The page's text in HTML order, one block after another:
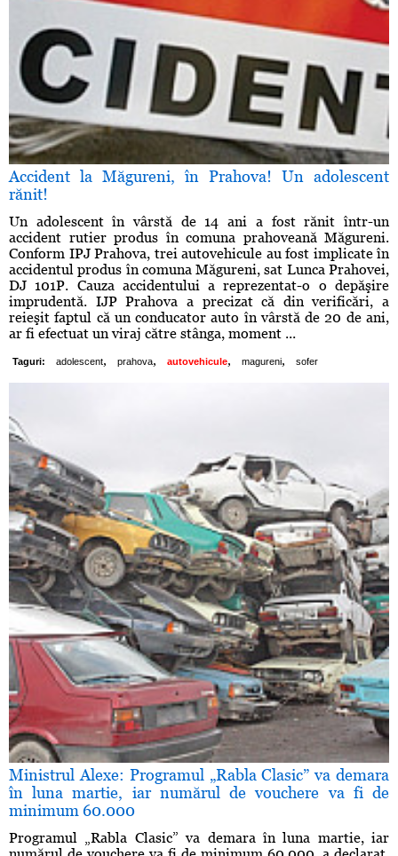
Accident la Măgureni, în Prahova! Un adolescent
rănit!
Un adolescent în vârstă de 14 ani a fost rănit într-un
accident rutier produs în comuna prahoveană Măgureni.
Conform IPJ Prahova, trei autovehicule au fost implicate în
accidentul produs în comuna Măgureni, sat Lunca Prahovei,
DJ 101P. Cauza accidentului a reprezentat-o o depăşire
imprudentă. IJP Prahova a precizat că din verificări, a
reieşit faptul că un conducator auto în vârstă de 20 de ani,
ar fi efectuat un viraj către stânga, moment ...
Taguri: adolescent, prahova, autovehicule, magureni, sofer
Ministrul Alexe: Programul „Rabla Clasic” va demara
în luna martie, iar numărul de vouchere va fi de
minimum 60.000
Programul „Rabla Clasic” va demara în luna martie, iar